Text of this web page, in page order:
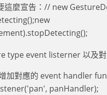
這麼宣告：// new
type event listerner 以及
加對應的 event handler
panHandler);